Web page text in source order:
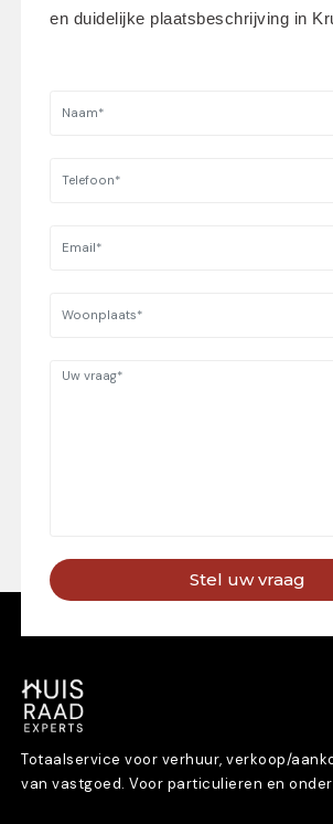
en duidelijke plaatsbeschrijving in
Stel uw vraag
Totaalservice voor verhuur, verkoop/
van vastgoed. Voor particulieren en